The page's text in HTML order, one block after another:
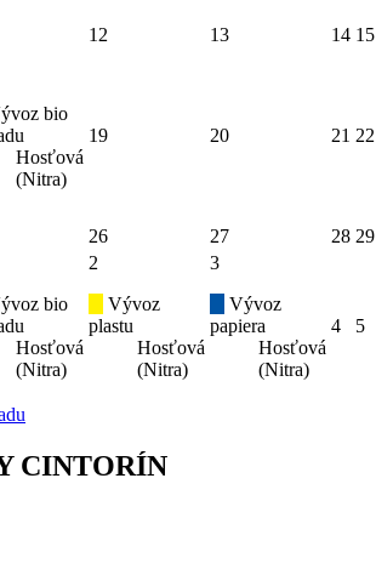
12 13 14 15
bio
Hosťová
(Nitra)
19 20 21 22
26 27 28 29
bio
Hosťová
(Nitra)
2
Vývoz
plastu
Hosťová
(Nitra)
3
Vývoz
papiera
Hosťová
(Nitra)
4 5
CINTORÍN